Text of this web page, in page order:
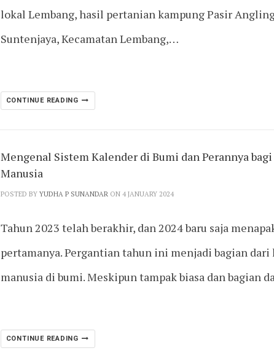
lokal Lembang, hasil pertanian kampung Pasir
Suntenjaya, Kecamatan Lembang,…
CONTINUE READING
Mengenal Sistem Kalender di Bumi dan Perannya
Manusia
POSTED BY YUDHA P SUNANDARON 4 JANUARY 2024
Tahun 2023 telah berakhir, dan 2024 baru saja
pertamanya. Pergantian tahun ini menjadi bagian dari
manusia di bumi. Meskipun tampak biasa dan bagian
CONTINUE READING